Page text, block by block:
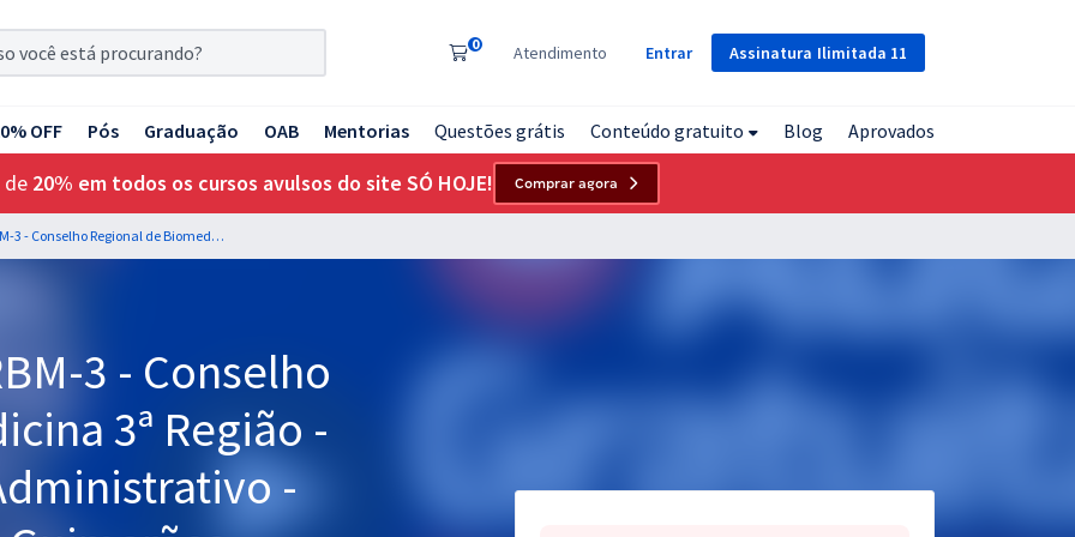
Assinatura Ilimitada 11
0 Atendimento Entrar
OFF Pós Graduação OAB Mentorias Questões grátis Conteúdo gratuito Blog Aprovados
de 20% em todos os cursos avulsos do site SÓ HOJE! Comprar agora
Atualidades para CRBM-3 - Conselho Regional de Biomedicina 3ª Região - Auxiliar/Assistente Administrativo - Professora Rebecca Guimarães
3 - Conselho
3ª Região -
-